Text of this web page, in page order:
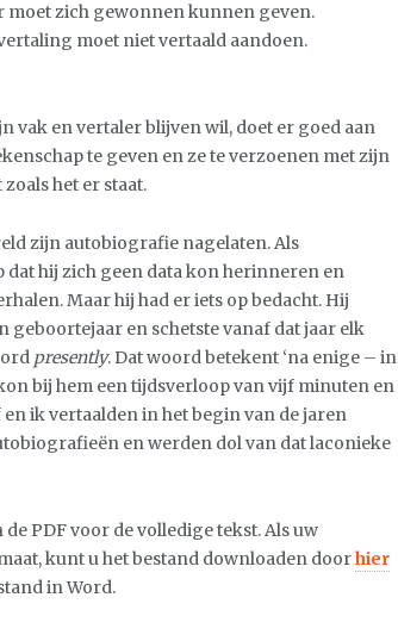
moet zich gewonnen kunnen geven.
moet niet vertaald aandoen.
vak en vertaler blijven wil, doet er goed aan
te geven en ze te verzoenen met zijn
het er staat.
zijn autobiografie nagelaten. Als
dat hij zich geen data kon herinneren en
Maar hij had er iets op bedacht. Hij
en schetste vanaf dat jaar elk
presently. Dat woord betekent ‘na enige – in
bij hem een tijdsverloop van vijf minuten en
ik vertaalden in het begin van de jaren
en werden dol van dat laconieke
PDF voor de volledige tekst. Als uw
kunt u het bestand downloaden doorhier
in Word.